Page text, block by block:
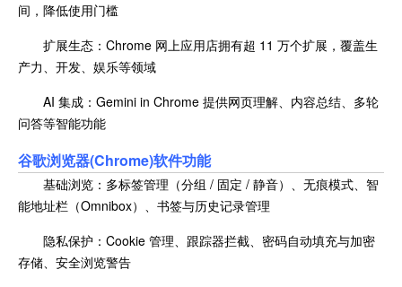
间，降低使用门槛
扩展生态：Chrome 网上应用店拥有超 11 万个扩展，覆盖生
产力、开发、娱乐等领域
AI 集成：Gemini in Chrome 提供网页理解、内容总结、多轮
问答等智能功能
谷歌浏览器(Chrome)软件功能
基础浏览：多标签管理（分组 / 固定 / 静音）、无痕模式、智
能地址栏（Omnibox）、书签与历史记录管理
隐私保护：Cookie 管理、跟踪器拦截、密码自动填充与加密
存储、安全浏览警告